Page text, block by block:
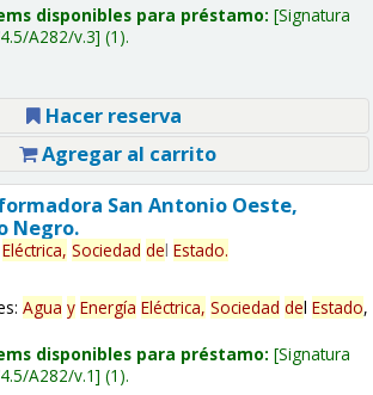
disponibles para préstamo: Signatura
A282/v.3 (1).
Hacer reserva
Agregar al carrito
San Antonio Oeste,
Negro.
Eléctrica, Sociedad del Estado.
Agua y Energía Eléctrica, Sociedad del Estado,
disponibles para préstamo: Signatura
A282/v.1 (1).